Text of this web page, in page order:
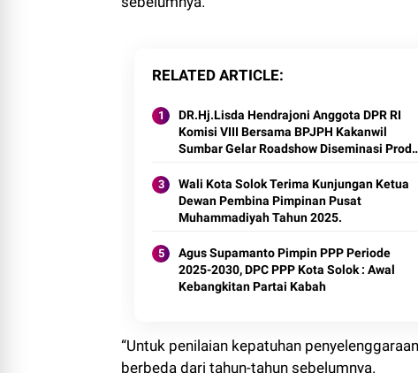
RELATED ARTICLE
DR.Hj.Lisda Hendrajoni Anggota DPR RI
Komisi VIII Bersama BPJPH Kakanwil
Sumbar Gelar Roadshow Diseminasi
Wali Kota Solok Terima Kunjungan Ketua
Dewan Pembina Pimpinan Pusat
Muhammadiyah Tahun 2025.
Agus Supamanto Pimpin PPP Periode
2025-2030, DPC PPP Kota Solok : Awal
Kebangkitan Partai Kabah
“Untuk penilaian kepatuhan
berbeda dari tahun-tahun sebelumnya.